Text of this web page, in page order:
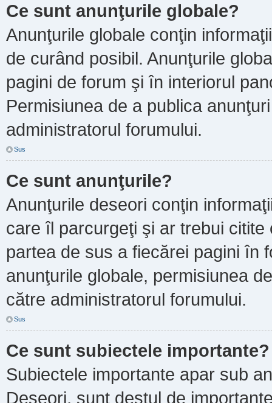
Ce sunt anunţurile globale?
Anunţurile globale conţin
de curând posibil. Anunţurile
pagini de forum şi în interiorul
Permisiunea de a publica
administratorul forumului.
Sus
Ce sunt anunţurile?
Anunţurile deseori conţin
care îl parcurgeţi şi ar trebui
partea de sus a fiecărei pagini în
anunţurile globale, permisiunea
către administratorul forumului.
Sus
Ce sunt subiectele importante?
Subiectele importante apar sub
Deseori, sunt destul de